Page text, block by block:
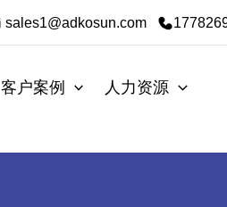
sales1@adkosun.com
客户案例
人力资源